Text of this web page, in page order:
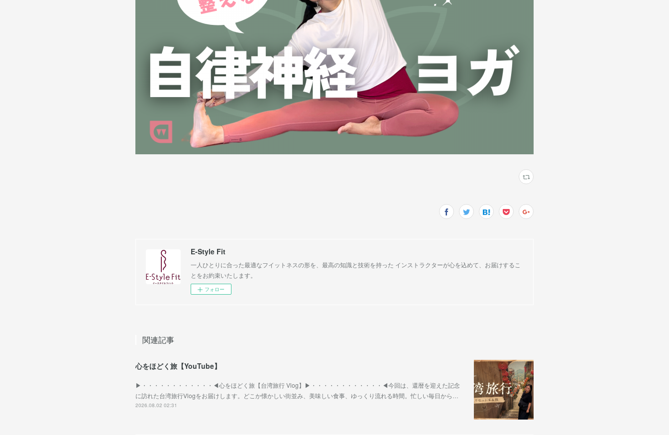
E-Style Fit
一人ひとりに合った最適なフイットネスの形を、最高の知識と技術を持った インストラクターが心を込めて、お届けするこ
とをお約束いたします。
フォロー
関連記事
心をほどく旅【YouTube】
▶︎・・・・・・・・・・・・◀︎心をほどく旅【台湾旅行 Vlog】▶︎・・・・・・・・・・・・◀︎今回は、還暦を迎えた記念
に訪れた台湾旅行Vlogをお届けします。どこか懐かしい街並み、美味しい食事、ゆっくり流れる時間。忙しい毎日から…
2026.08.02 02:31